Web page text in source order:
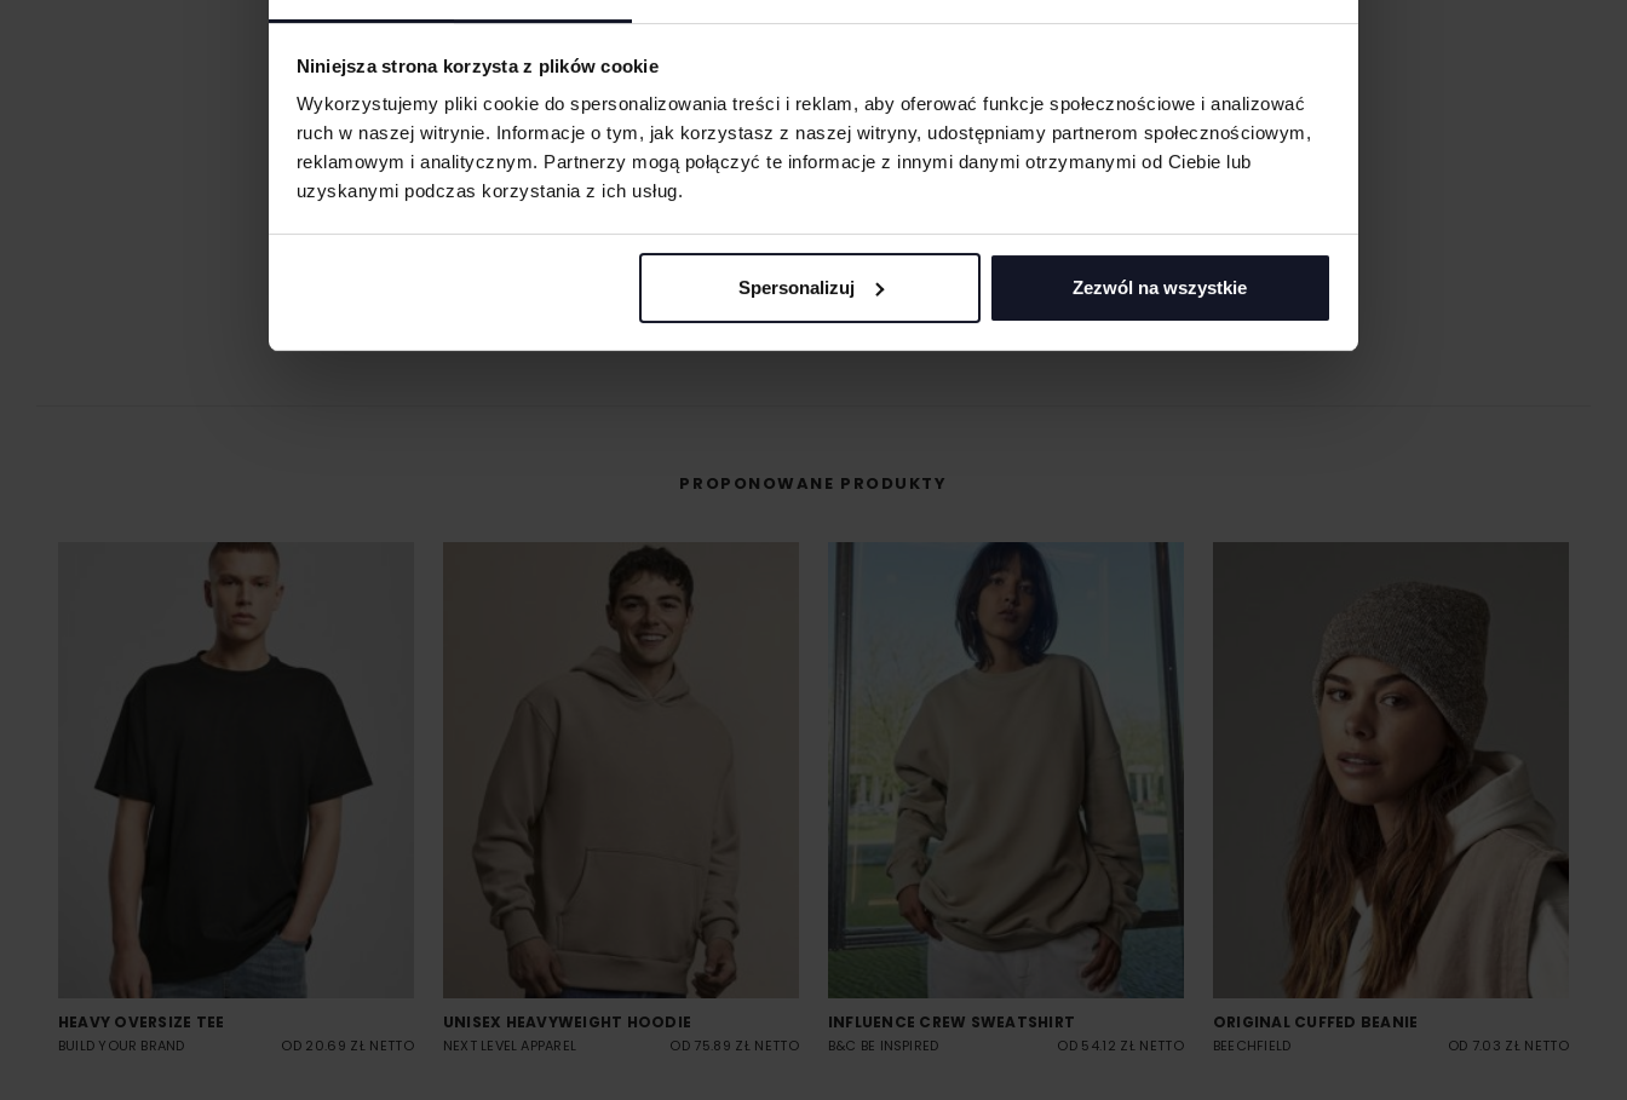
Niniejsza strona korzysta z plików cookie
Wykorzystujemy pliki cookie do spersonalizowania treści i reklam, aby oferować funkcje społecznościowe i analizować
ruch w naszej witrynie. Informacje o tym, jak korzystasz z naszej witryny, udostępniamy partnerom społecznościowym,
reklamowym i analitycznym. Partnerzy mogą połączyć te informacje z innymi danymi otrzymanymi od Ciebie lub
uzyskanymi podczas korzystania z ich usług.
Spersonalizuj Zezwól na wszystkie
Sitodruk to technika znakowania, która wygrywa trwałością i ceną przy większych
seriach. Idealny do koszulek, bluz i odzieży firmowej, eventowej oraz merchu.
Zdobienie przy pomocy folii flex lub flock pozwala na aplikację materiału wyciętego
przez ploter bezpośrednio na odzieży, koszulkach, torbach, parasolach, odzieży
roboczej i innych tekstyliach.
DTF cyfrowy (Direct to Film) to nowoczesna metoda nadruku na odzieży, w której
MASZ PYTANIA? ZAPYTAJ SPECJALISTĘ
+48 733 904 144 POPROŚ O WYCENĘ
PROPONOWANE PRODUKTY
HEAVY OVERSIZE TEE
BUILD YOUR BRAND OD 20.69 ZŁ NETTO
UNISEX HEAVYWEIGHT HOODIE
NEXT LEVEL APPAREL OD 75.89 ZŁ NETTO
INFLUENCE CREW SWEATSHIRT
B&C BE INSPIRED OD 54.12 ZŁ NETTO
ORIGINAL CUFFED BEANIE
BEECHFIELD OD 7.03 ZŁ NETTO